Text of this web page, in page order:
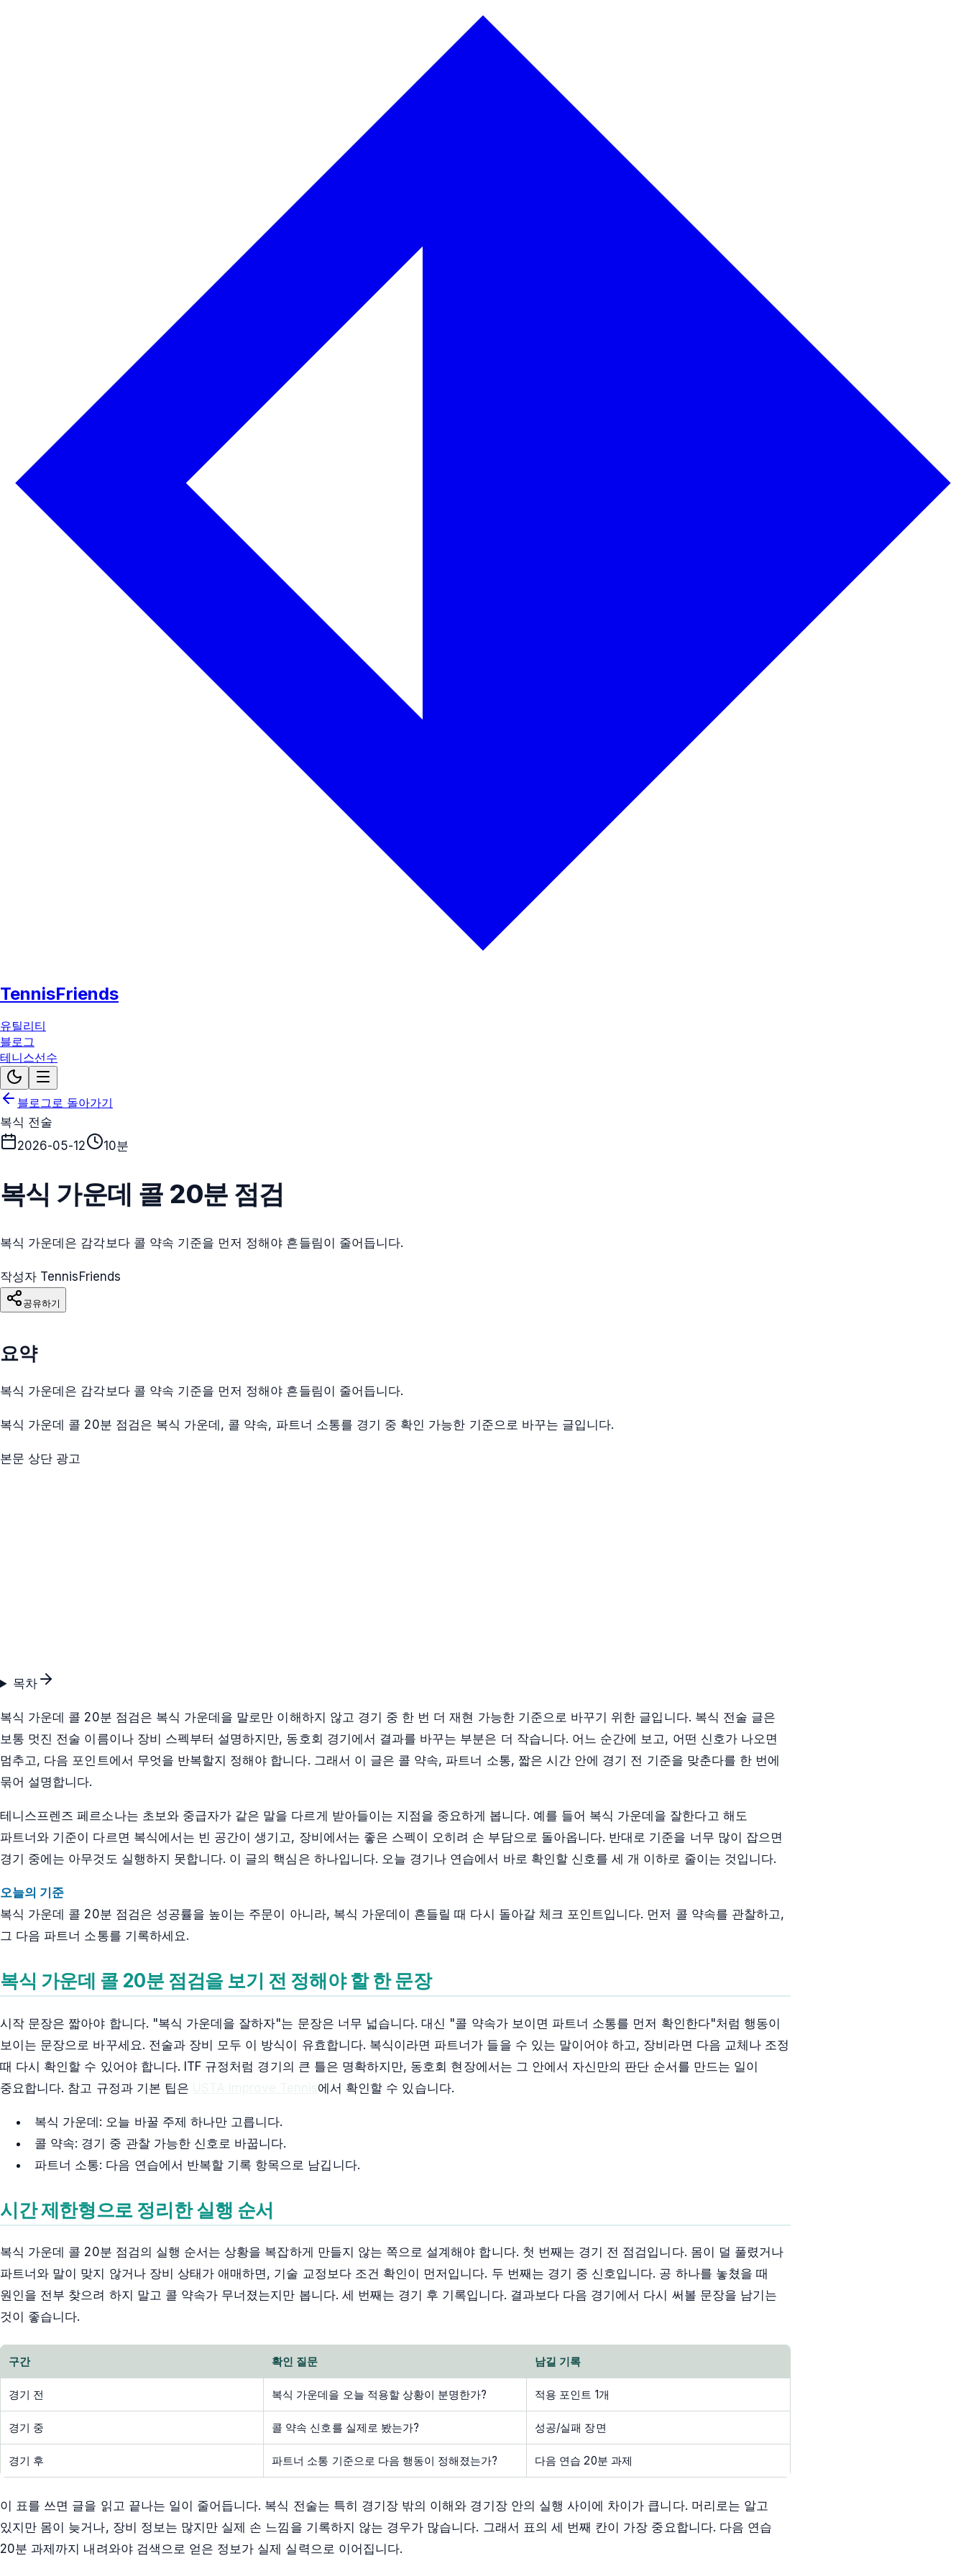
TennisFriends
유틸리티
블로그
테니스선수
블로그로 돌아가기
복식 전술
2026-05-12
10분
복식 가운데 콜 20분 점검
복식 가운데은 감각보다 콜 약속 기준을 먼저 정해야 흔들림이 줄어듭니다.
작성자 TennisFriends
공유하기
요약
복식 가운데은 감각보다 콜 약속 기준을 먼저 정해야 흔들림이 줄어듭니다.
복식 가운데 콜 20분 점검은 복식 가운데, 콜 약속, 파트너 소통를 경기 중 확인 가능한 기준으로 바꾸는 글입니다.
본문 상단 광고
목차
복식 가운데 콜 20분 점검은 복식 가운데을 말로만 이해하지 않고 경기 중 한 번 더 재현 가능한 기준으로 바꾸기 위한 글입니다. 복식 전술 글은
보통 멋진 전술 이름이나 장비 스펙부터 설명하지만, 동호회 경기에서 결과를 바꾸는 부분은 더 작습니다. 어느 순간에 보고, 어떤 신호가 나오면
멈추고, 다음 포인트에서 무엇을 반복할지 정해야 합니다. 그래서 이 글은 콜 약속, 파트너 소통, 짧은 시간 안에 경기 전 기준을 맞춘다를 한 번에
묶어 설명합니다.
테니스프렌즈 페르소나는 초보와 중급자가 같은 말을 다르게 받아들이는 지점을 중요하게 봅니다. 예를 들어 복식 가운데을 잘한다고 해도
파트너와 기준이 다르면 복식에서는 빈 공간이 생기고, 장비에서는 좋은 스펙이 오히려 손 부담으로 돌아옵니다. 반대로 기준을 너무 많이 잡으면
경기 중에는 아무것도 실행하지 못합니다. 이 글의 핵심은 하나입니다. 오늘 경기나 연습에서 바로 확인할 신호를 세 개 이하로 줄이는 것입니다.
오늘의 기준
복식 가운데 콜 20분 점검은 성공률을 높이는 주문이 아니라, 복식 가운데이 흔들릴 때 다시 돌아갈 체크 포인트입니다. 먼저 콜 약속를 관찰하고,
그 다음 파트너 소통를 기록하세요.
복식 가운데 콜 20분 점검을 보기 전 정해야 할 한 문장
시작 문장은 짧아야 합니다. "복식 가운데을 잘하자"는 문장은 너무 넓습니다. 대신 "콜 약속가 보이면 파트너 소통를 먼저 확인한다"처럼 행동이
보이는 문장으로 바꾸세요. 전술과 장비 모두 이 방식이 유효합니다. 복식이라면 파트너가 들을 수 있는 말이어야 하고, 장비라면 다음 교체나 조정
때 다시 확인할 수 있어야 합니다. ITF 규정처럼 경기의 큰 틀은 명확하지만, 동호회 현장에서는 그 안에서 자신만의 판단 순서를 만드는 일이
중요합니다. 참고 규정과 기본 팁은
에서 확인할 수 있습니다.
복식 가운데: 오늘 바꿀 주제 하나만 고릅니다.
콜 약속: 경기 중 관찰 가능한 신호로 바꿉니다.
파트너 소통: 다음 연습에서 반복할 기록 항목으로 남깁니다.
시간 제한형으로 정리한 실행 순서
복식 가운데 콜 20분 점검의 실행 순서는 상황을 복잡하게 만들지 않는 쪽으로 설계해야 합니다. 첫 번째는 경기 전 점검입니다. 몸이 덜 풀렸거나
파트너와 말이 맞지 않거나 장비 상태가 애매하면, 기술 교정보다 조건 확인이 먼저입니다. 두 번째는 경기 중 신호입니다. 공 하나를 놓쳤을 때
원인을 전부 찾으려 하지 말고 콜 약속가 무너졌는지만 봅니다. 세 번째는 경기 후 기록입니다. 결과보다 다음 경기에서 다시 써볼 문장을 남기는
것이 좋습니다.
구간 확인 질문 남길 기록
경기 전 복식 가운데을 오늘 적용할 상황이 분명한가? 적용 포인트 1개
경기 중 콜 약속 신호를 실제로 봤는가? 성공/실패 장면
경기 후 파트너 소통 기준으로 다음 행동이 정해졌는가? 다음 연습 20분 과제
이 표를 쓰면 글을 읽고 끝나는 일이 줄어듭니다. 복식 전술는 특히 경기장 밖의 이해와 경기장 안의 실행 사이에 차이가 큽니다. 머리로는 알고
있지만 몸이 늦거나, 장비 정보는 많지만 실제 손 느낌을 기록하지 않는 경우가 많습니다. 그래서 표의 세 번째 칸이 가장 중요합니다. 다음 연습
20분 과제까지 내려와야 검색으로 얻은 정보가 실제 실력으로 이어집니다.